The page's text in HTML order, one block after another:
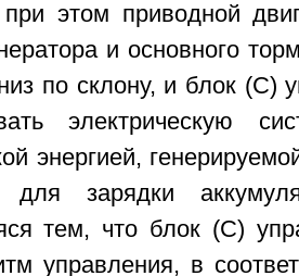
этом приводной
и основного
по склону, и блок (C)
электрическую
энергией,
зарядки
тем, что блок (C)
управления, в